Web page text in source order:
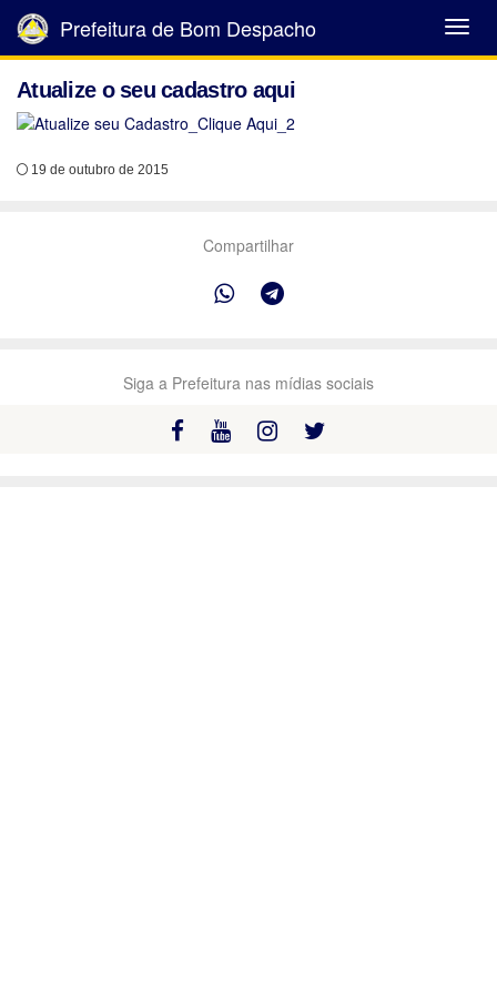
Abrir
Menu
Prefeitura de Bom Despacho
Atualize o seu cadastro aqui
19 de outubro de 2015
Compartilhar
Siga a Prefeitura nas mídias sociais